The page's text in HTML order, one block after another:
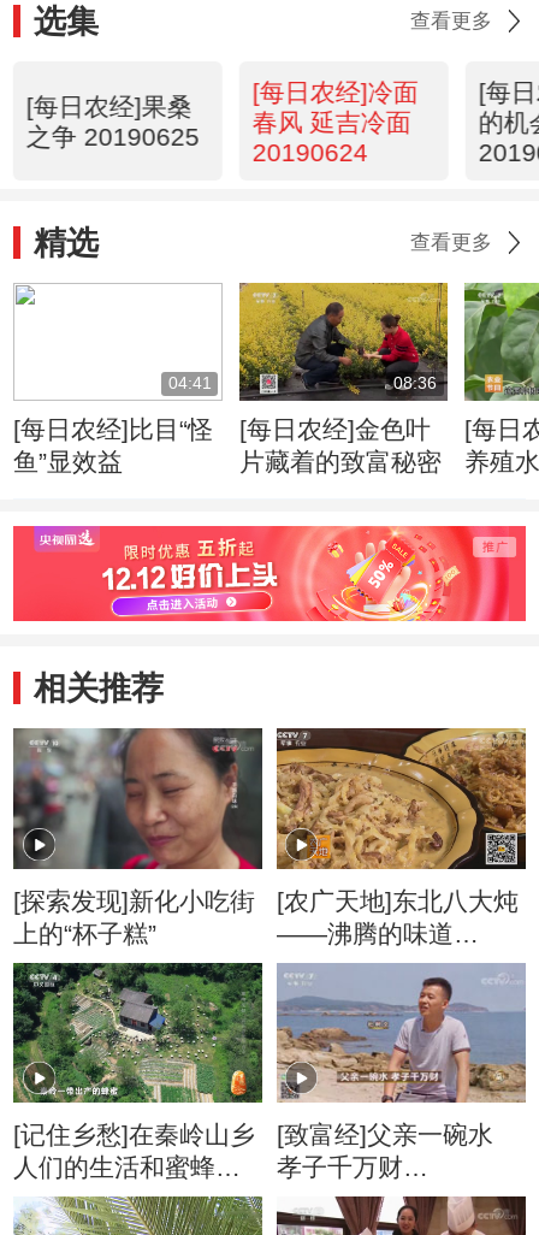
选集 查看更多
[每日农经]果桑
之争 20190625
[每日农经]冷面
春风 延吉冷面
20190624
[每
的机
精选 查看更多
04:41
[每日农经]比目“怪
鱼”显效益
08:36
[每日农经]金色叶
片藏着的致富秘密
[每日
养殖
相关推荐
[探索发现]新化小吃街
上的“杯子糕”
[农广天地]东北八大炖
——沸腾的味道
20181003
[记住乡愁]在秦岭山乡
人们的生活和蜜蜂紧
密相连
[致富经]父亲一碗水
孝子千万财
20170905